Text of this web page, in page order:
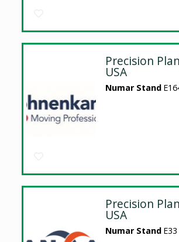
Precision
USA
Numar Stand
Precision
USA
Numar Stand E33